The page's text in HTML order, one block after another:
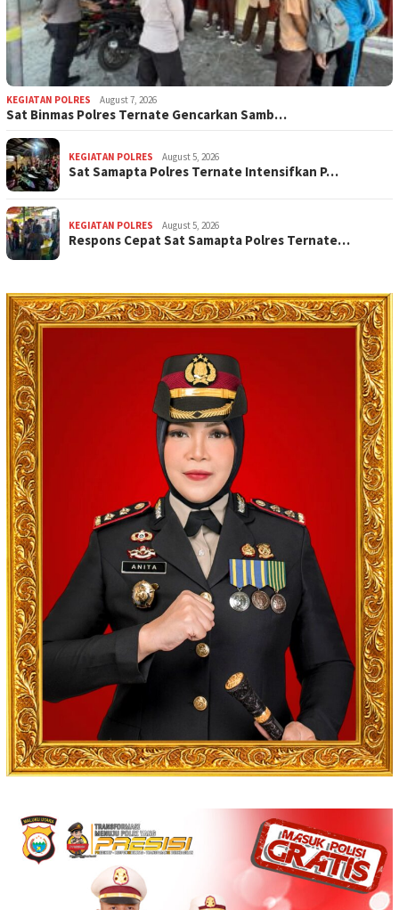
KEGIATAN POLRES August 7, 2026
Sat Binmas Polres Ternate Gencarkan Samb…
KEGIATAN POLRES August 5, 2026
Sat Samapta Polres Ternate Intensifkan P…
KEGIATAN POLRES August 5, 2026
Respons Cepat Sat Samapta Polres Ternate…